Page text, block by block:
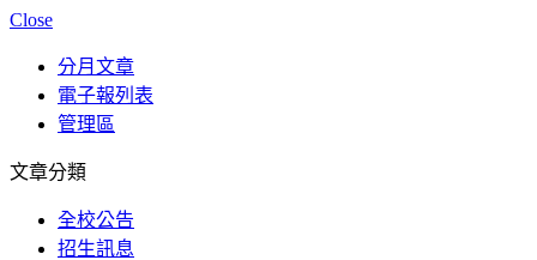
Close
分月文章
電子報列表
管理區
文章分類
全校公告
招生訊息